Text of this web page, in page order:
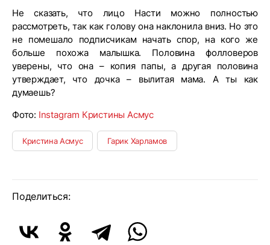
Не сказать, что лицо Насти можно полностью
рассмотреть, так как голову она наклонила вниз. Но это
не помешало подписчикам начать спор, на кого же
больше похожа малышка. Половина фолловеров
уверены, что она – копия папы, а другая половина
утверждает, что дочка – вылитая мама. А ты как
думаешь?
Фото: Instagram Кристины Асмус
Кристина Асмус Гарик Харламов
Поделиться: